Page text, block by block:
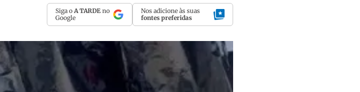
Siga o A TARDE no
Google
Nos adicione às suas
fontes preferidas